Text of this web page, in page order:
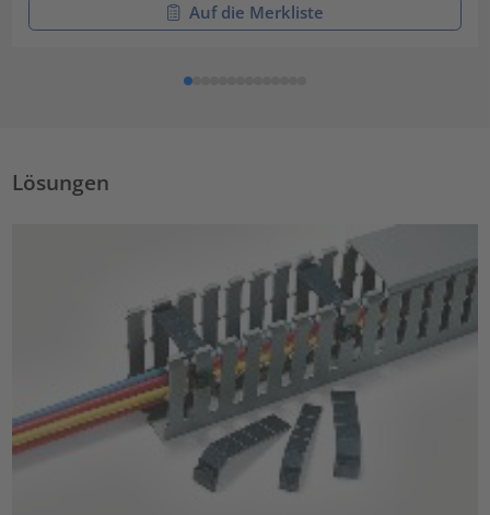
Auf die Merkliste
Lösungen